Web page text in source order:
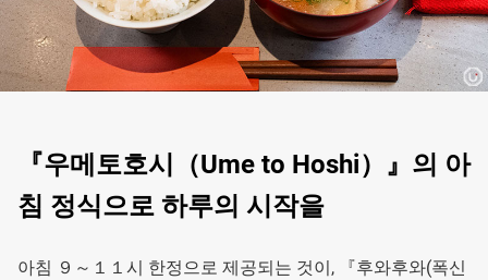
『우메토호시（Ume to Hoshi）』의 아
침 정식으로 하루의 시작을
아침 ９～１１시 한정으로 제공되는 것이, 『후와후와(폭신